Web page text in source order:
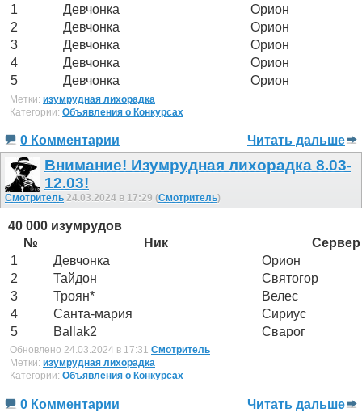
1
Девчонка
Орион
2
Девчонка
Орион
3
Девчонка
Орион
4
Девчонка
Орион
5
Девчонка Орион
Метки: изумрудная лихорадка
Категории: Объявления о Конкурсах
0 Комментарии Читать дальше
Внимание! Изумрудная лихорадка 8.03-
12.03!
Смотритель 24.03.2024 в 17:29 (Смотритель)
40 000 изумрудов
№
Ник
Сервер
1
Девчонка
Орион
2
Тайдон
Святогор
3
Троян*
Велес
4
Санта-мария
Сириус
5
Ballak2 Сварог
Обновлено 24.03.2024 в 17:31 Смотритель
Метки: изумрудная лихорадка
Категории: Объявления о Конкурсах
0 Комментарии Читать дальше